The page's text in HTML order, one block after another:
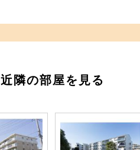
近隣の部屋を見る